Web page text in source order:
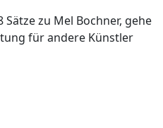
zu Mel Bochner, gehe
für andere Künstler